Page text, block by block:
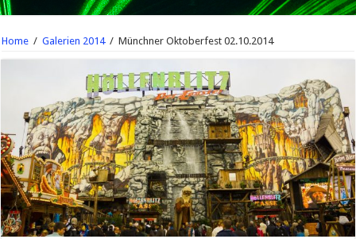
Home / Galerien 2014 / Münchner Oktoberfest 02.10.2014